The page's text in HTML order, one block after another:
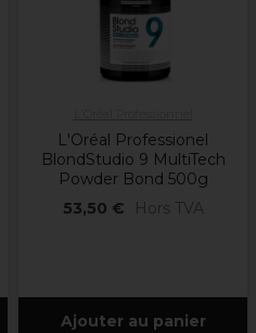
L'Oréal Professionel
BlondStudio 9 MultiTech
Powder Bond 500g
53,50 €
Hors TVA
Ajouter au panier